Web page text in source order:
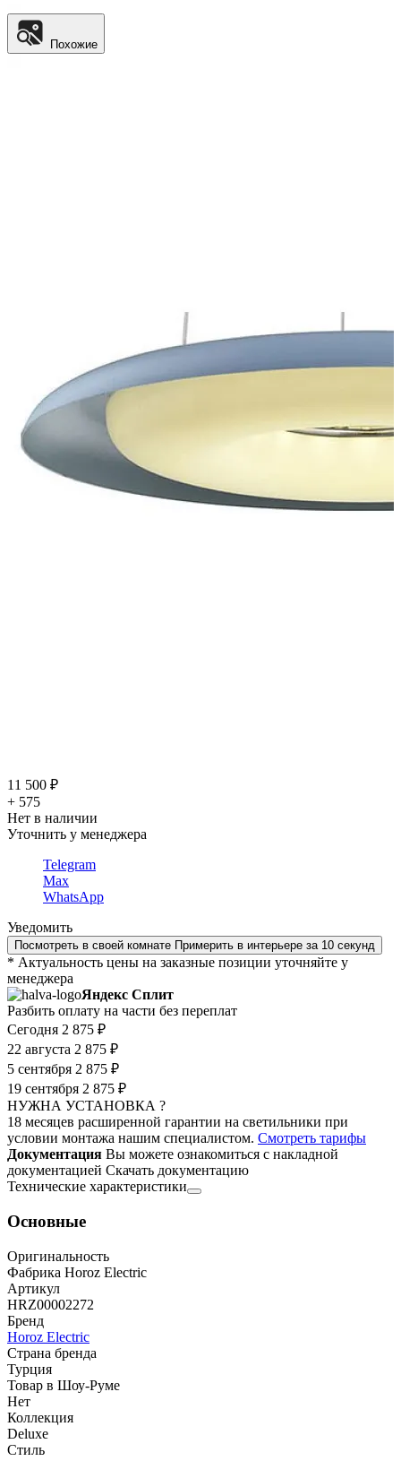
Похожие
11 500 ₽
+ 575
Нет в наличии
Уточнить у менеджера
Telegram
Max
WhatsApp
Уведомить
Посмотреть в своей комнате Примерить в интерьере за 10 секунд
* Актуальность цены на заказные позиции уточняйте у
менеджера
Яндекс Сплит
Разбить оплату на части без переплат
Сегодня 2 875 ₽
22 августа 2 875 ₽
5 сентября 2 875 ₽
19 сентября 2 875 ₽
НУЖНА УСТАНОВКА ?
18 месяцев расширенной гарантии на светильники при
условии монтажа нашим специалистом. Смотреть тарифы
Документация Вы можете ознакомиться с накладной
документацией Скачать документацию
Технические характеристики
Основные
Оригинальность
Фабрика Horoz Electric
Артикул
HRZ00002272
Бренд
Horoz Electric
Страна бренда
Турция
Товар в Шоу-Руме
Нет
Коллекция
Deluxe
Стиль